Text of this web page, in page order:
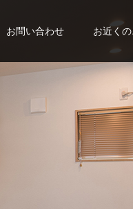
お問い合わせ お近く